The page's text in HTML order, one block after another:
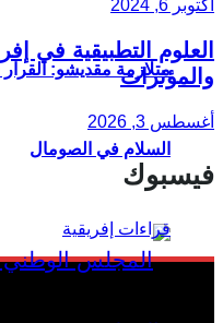
السلام في الصومال
أكتوبر 6, 2024
العلوم التطبيقية في
والمؤثرات
أغسطس 3, 2026
فيسبوك